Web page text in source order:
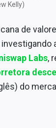
Kelly)
de
Labs,
do